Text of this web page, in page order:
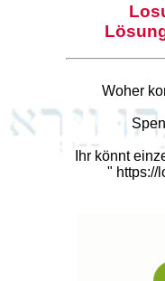
Woher
Ihr könnt
" https://